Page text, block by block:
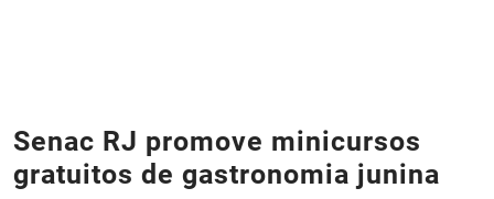
Senac RJ promove minicursos
gratuitos de gastronomia junina